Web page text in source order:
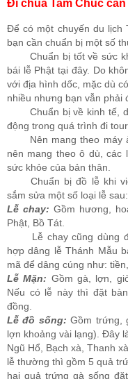
Đi chùa Tam Chúc
Để có một chuyến du lịch
bạn cần chuẩn bị một số
Chuẩn bị tốt về sức
bái lễ Phật tại đây. Do
với địa hình dốc, mặc dù
nhiều nhưng bạn vẫn phải
Chuẩn bị về kinh tế,
động trong quá trình đi tour.
Nên mang theo máy
nên mang theo ô dù, các
sức khỏe của bản thân.
Chuẩn bị đồ lễ khi
sắm sửa một số loại lễ sau:
Lễ chay: Gồm hương,
Phật, Bồ Tát.
Lễ chay cũng dùng
hợp dâng lễ Thánh Mẫu
mã để dâng cúng như:
Lễ Mặn: Gồm gà, lợn,
Nếu có lễ này thì đặt
đồng.
Lễ đồ sống: Gồm trứng,
lợn khoảng vài lạng). Đây
Ngũ Hổ, Bạch xà, Thanh
lễ thường thì gồm 5 quả
hai quả trứng gà sống